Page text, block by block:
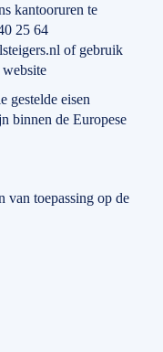
kantooruren te
25 64
of gebruik
gestelde eisen
binnen de Europese
van toepassing op de